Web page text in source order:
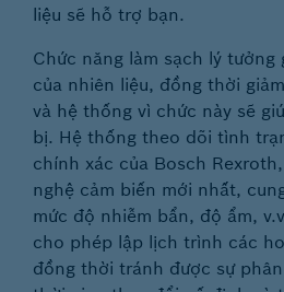
liệu sẽ hỗ trợ bạn.
Chức năng làm sạch lý
của nhiên liệu, đồng thời
và hệ thống vì chức này sẽ
bị. Hệ thống theo dõi tình
chính xác của Bosch
nghệ cảm biến mới nhất,
mức độ nhiễm bẩn, độ ẩm,
cho phép lập lịch trình các
đồng thời tránh được sự